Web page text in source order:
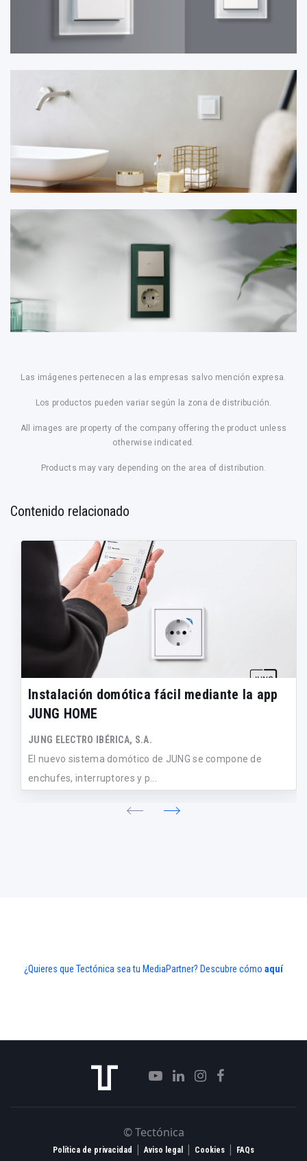
Las imágenes pertenecen a las empresas salvo mención expresa.
Los productos pueden variar según la zona de distribución.
All images are property of the company offering the product unless
otherwise indicated.
Products may vary depending on the area of distribution.
Contenido relacionado
Instalación domótica fácil mediante la app
JUNG HOME
JUNG ELECTRO IBÉRICA, S.A.
El nuevo sistema domótico de JUNG se compone de
enchufes, interruptores y p...
¿Quieres que Tectónica sea tu MediaPartner? Descubre cómo aquí
© Tectónica
Política de privacidad |Aviso legal | Cookies | FAQs